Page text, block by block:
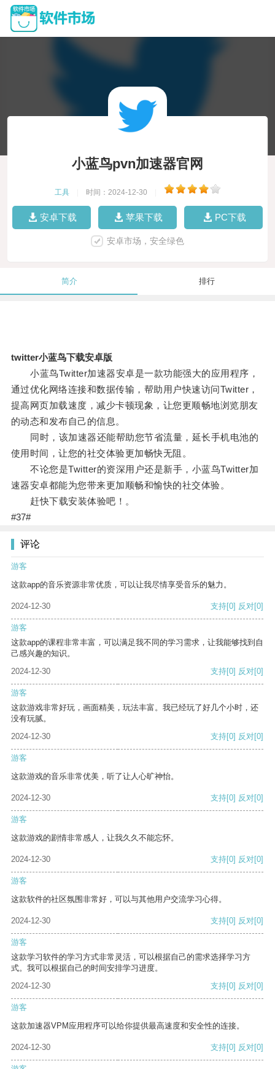
小蓝鸟pvn加速器官网
工具 时间：2024-12-30
安卓下载 苹果下载 PC下载
安卓市场，安全绿色
简介 排行
twitter小蓝鸟下载安卓版
小蓝鸟Twitter加速器安卓是一款功能强大的应用程序，
通过优化网络连接和数据传输，帮助用户快速访问Twitter，
提高网页加载速度，减少卡顿现象，让您更顺畅地浏览朋友
的动态和发布自己的信息。
同时，该加速器还能帮助您节省流量，延长手机电池的
使用时间，让您的社交体验更加畅快无阻。
不论您是Twitter的资深用户还是新手，小蓝鸟Twitter加
速器安卓都能为您带来更加顺畅和愉快的社交体验。
赶快下载安装体验吧！。
#37#
评论
游客
这款app的音乐资源非常优质，可以让我尽情享受音乐的魅力。
2024-12-30 支持[0] 反对[0]
游客
这款app的课程非常丰富，可以满足我不同的学习需求，让我能够找到自
己感兴趣的知识。
2024-12-30
支持[0] 反对[0]
游客
这款游戏非常好玩，画面精美，玩法丰富。我已经玩了好几个小时，还
没有玩腻。
2024-12-30
支持[0] 反对[0]
游客
这款游戏的音乐非常优美，听了让人心旷神怡。
2024-12-30 支持[0] 反对[0]
游客
这款游戏的剧情非常感人，让我久久不能忘怀。
2024-12-30 支持[0] 反对[0]
游客
这款软件的社区氛围非常好，可以与其他用户交流学习心得。
2024-12-30 支持[0] 反对[0]
游客
这款学习软件的学习方式非常灵活，可以根据自己的需求选择学习方
式。我可以根据自己的时间安排学习进度。
2024-12-30
支持[0] 反对[0]
游客
这款加速器VPM应用程序可以给你提供最高速度和安全性的连接。
2024-12-30 支持[0] 反对[0]